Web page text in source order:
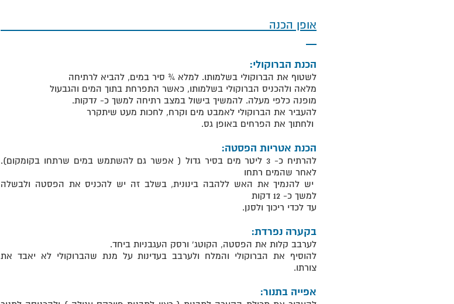
אופן הכנה
הכנת הברוקולי:
לשטוף את הברוקולי בשלמותו. למלא ¾ סיר במים, להביא לרתיחה
מלאה ולהכניס הברוקולי בשלמותו, כאשר התפרחת בתוך המים והגבעול
מופנה כלפי מעלה. להמשיך בישול במצב רתיחה למשך כ- 7דקות.
להעביר את הברוקולי לאמבט מים וקרח, לחכות מעט שיתקרר
ולחתוך את הפרחים באופן גס.
הכנת אטריות הפסטה:
להרתיח כ- 3 ליטר מים בסיר גדול ( אפשר גם להשתמש במים שרתחו בקומקום).
לאחר שהמים רתחו
יש להנמיך את האש ללהבה בינונית, בשלב זה יש להכניס את הפסטה ולבשלה
למשך כ- 12 דקות
עד לכדי ריכוך ולסנן.
בקערה נפרדת:
לערבב קלות את הפסטה, הקוטג' ורסק העגבניות ביחד.
להוסיף את הברוקולי והמלח ולערבב בעדינות על מנת שהברוקולי לא יאבד את
צורתו.
אפייה בתנור: